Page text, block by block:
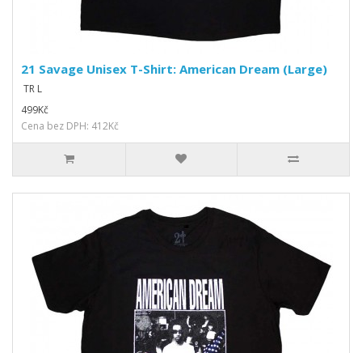
21 Savage Unisex T-Shirt: American Dream (Large)
TR L
499Kč
Cena bez DPH: 412Kč